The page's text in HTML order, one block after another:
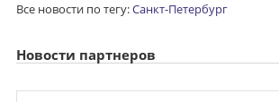
Все новости по тегу:Санкт-Петербург
Новости партнеров